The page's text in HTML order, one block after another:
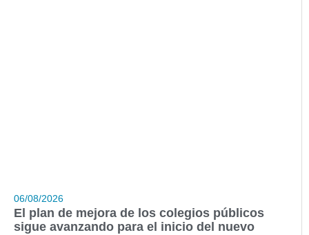
06/08/2026
El plan de mejora de los colegios públicos
sigue avanzando para el inicio del nuevo